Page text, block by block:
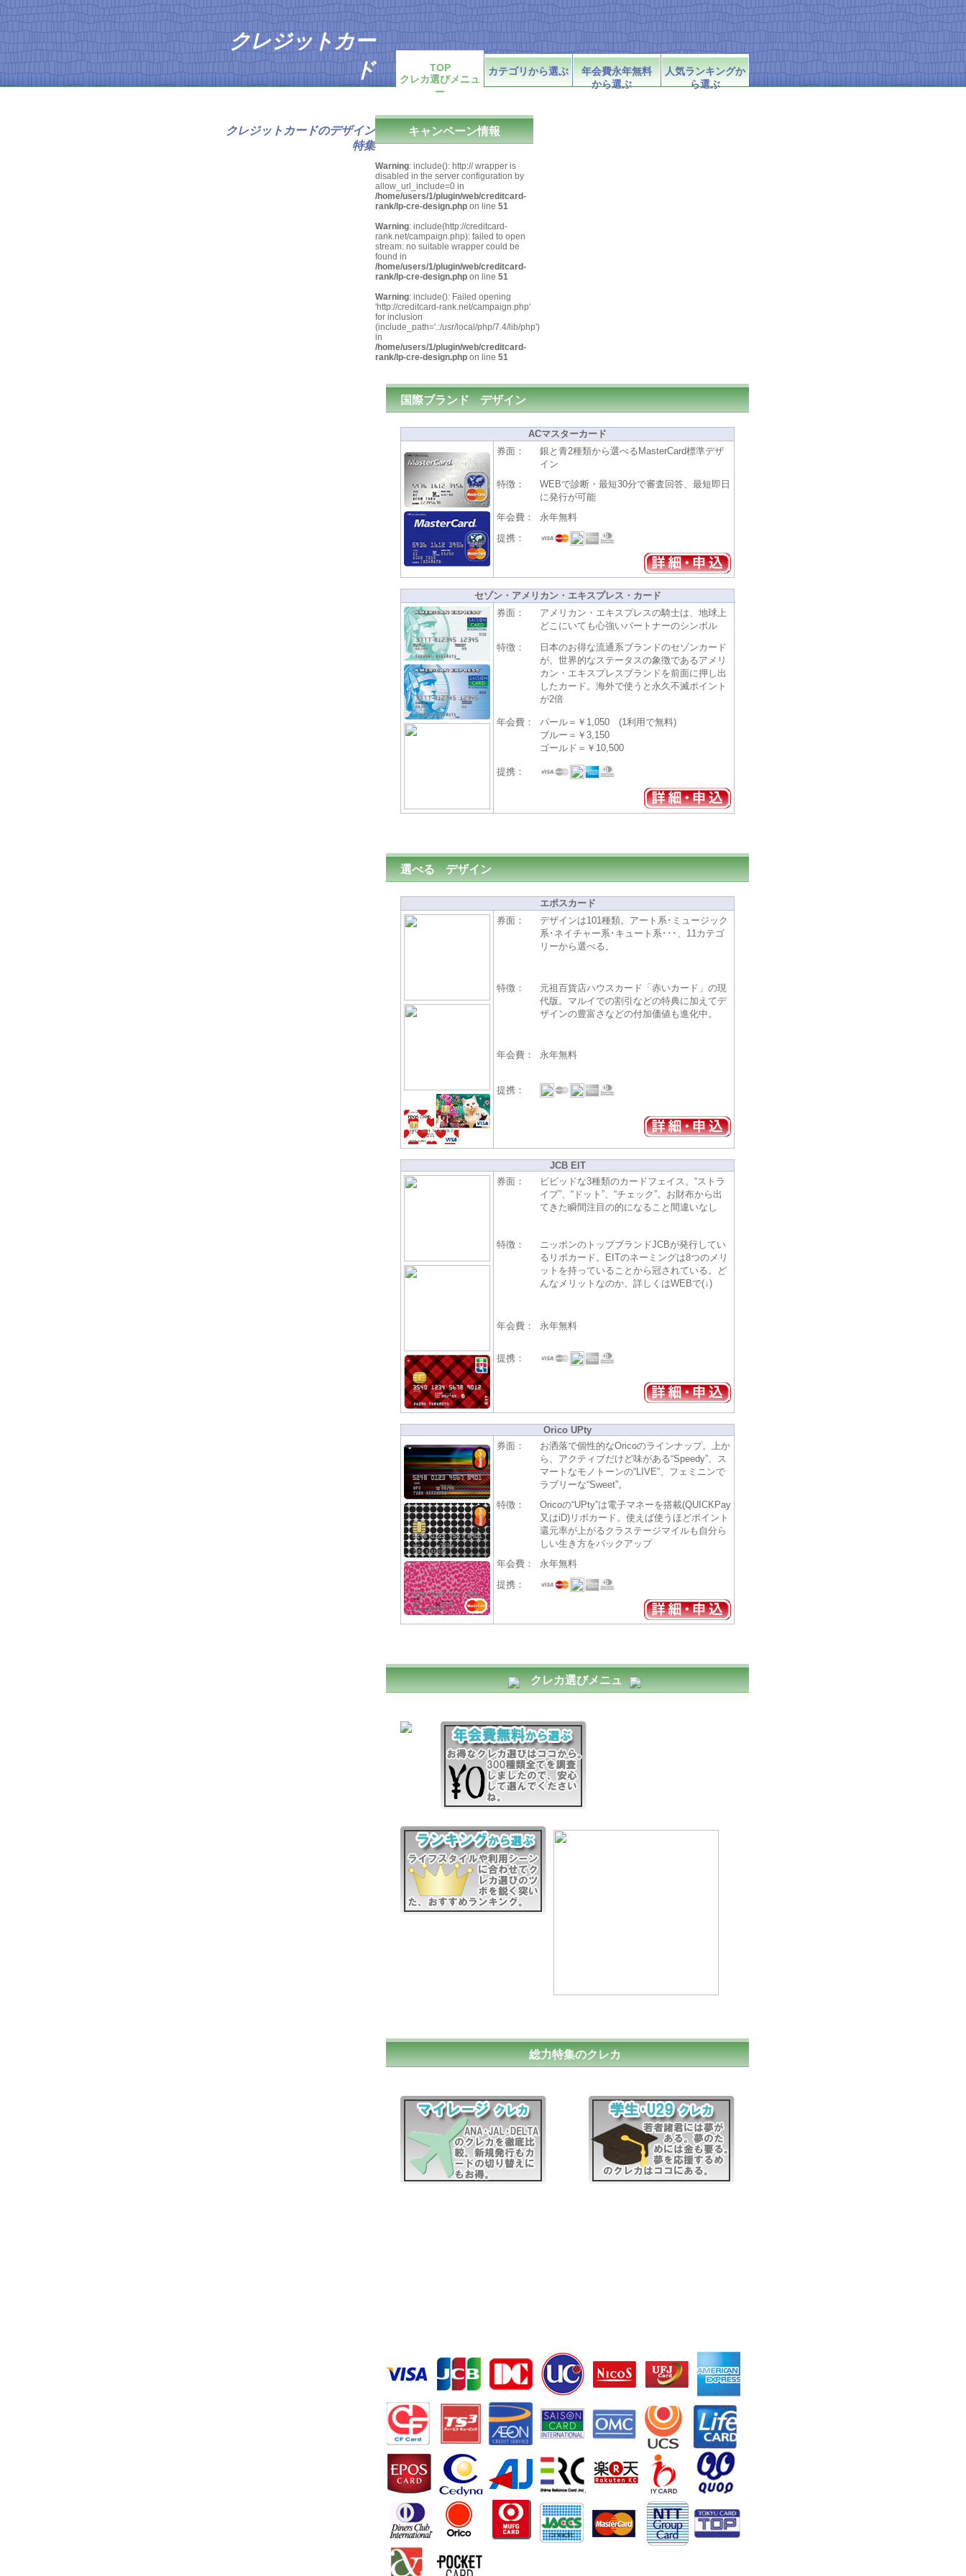
クレジットカー
ド
クレジットカードのデザイン
特集
TOP
クレカ選びメニュ
ー
カテゴリから選ぶ
年会費永年無料
から選ぶ
人気ランキングか
ら選ぶ
キャンペーン情報
Warning: include(): http:// wrapper is
disabled in the server configuration by
allow_url_include=0 in
/home/users/1/plugin/web/creditcard-
rank/lp-cre-design.php on line 51
Warning: include(http://creditcard-
rank.net/campaign.php): failed to open
stream: no suitable wrapper could be
found in
/home/users/1/plugin/web/creditcard-
rank/lp-cre-design.php on line 51
Warning: include(): Failed opening
'http://creditcard-rank.net/campaign.php'
for inclusion
(include_path='.:/usr/local/php/7.4/lib/php')
in
/home/users/1/plugin/web/creditcard-
rank/lp-cre-design.php on line 51
国際ブランド デザイン
ACマスターカード
券面：
銀と青2種類から選べるMasterCard標準デザ
イン
特徴：
WEBで診断・最短30分で審査回答、最短即日
に発行が可能
年会費：
永年無料
提携：
セゾン・アメリカン・エキスプレス・カード
券面：
アメリカン・エキスプレスの騎士は、地球上
どこにいても心強いパートナーのシンボル
特徴：
日本のお得な流通系ブランドのセゾンカード
が、世界的なステータスの象徴であるアメリ
カン・エキスプレスブランドを前面に押し出
したカード。海外で使うと永久不滅ポイント
が2倍
年会費：
パール＝￥1,050 (1利用で無料)
ブルー＝￥3,150
ゴールド＝￥10,500
提携：
選べる デザイン
エポスカード
券面：
デザインは101種類。アート系･ミュージック
系･ネイチャー系･キュート系･･･、11カテゴ
リーから選べる。
特徴：
元祖百貨店ハウスカード「赤いカード」の現
代版。マルイでの割引などの特典に加えてデ
ザインの豊富さなどの付加価値も進化中。
年会費： 永年無料
提携：
JCB EIT
券面：
ビビッドな3種類のカードフェイス。“ストラ
イプ”、“ドット”、“チェック”。お財布から出
てきた瞬間注目の的になること間違いなし
特徴：
ニッポンのトップブランドJCBが発行してい
るリボカード。EITのネーミングは8つのメリ
ットを持っていることから冠されている。ど
んなメリットなのか、詳しくはWEBで(↓)
年会費： 永年無料
提携：
Orico UPty
券面：
お洒落で個性的なOricoのラインナップ。上か
ら、アクティブだけど味がある“Speedy”、ス
マートなモノトーンの“LIVE”、フェミニンで
ラブリーな“Sweet”。
特徴：
Oricoの“UPty”は電子マネーを搭載(QUICKPay
又はiD)リボカード。使えば使うほどポイント
還元率が上がるクラステージマイルも自分ら
しい生き方をバックアップ
年会費：
永年無料
提携：
クレカ選びメニュ
ー
総力特集のクレカ